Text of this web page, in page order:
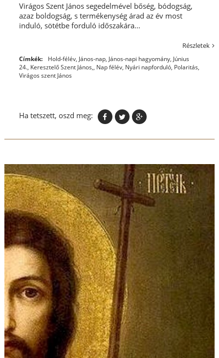
Virágos Szent János segedelmével bőség, bódogság,
azaz boldogság, s termékenység árad az év most
induló, sötétbe forduló időszakára...
Részletek
Címkék: Hold-félév, János-nap, János-napi hagyomány, Június
24., Keresztelő Szent János,, Nap félév, Nyári napforduló, Polaritás,
Virágos szent János
Ha tetszett, oszd meg: